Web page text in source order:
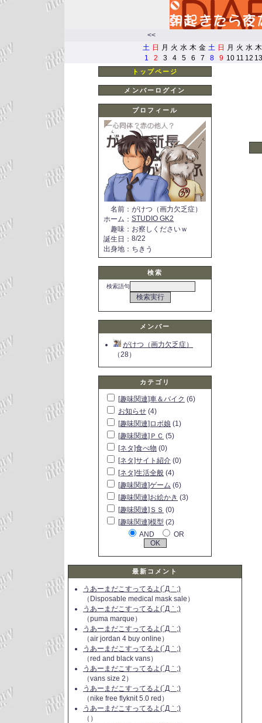
<<
土 日 月 火 水 木 金 土 日 月 火 水 木
1
2 3 4 5 6 7 8 9 10 11 12 13
トップページ
メンバーログイン
プロフィール
名前 ： がけつ（画力欠乏症）
ホーム ： STUDIO GK2
趣味 ： お察しくださいｗ
誕生日 ： 8/22
出身地 ： ちきう
検索
検索語句
メンバー
がけつ（画力欠乏症）
（28）
カテゴリ
[趣味関連]車＆バイク (6)
お知らせ (4)
[趣味関連]ロボ娘 (1)
[趣味関連]ＰＣ (5)
[ネタ]食べ物 (0)
[ネタ]サイト紹介 (0)
[ネタ]生活全般 (4)
[趣味関連]ゲーム (6)
[趣味関連]お絵かき (3)
[趣味関連]ＳＳ (0)
[趣味関連]模型 (2)
AND
OR
最新コメント
うあーまだこすってるよ(´Д｀;)
（Disposable medical mask sale）
うあーまだこすってるよ(´Д｀;)
（puma marque）
うあーまだこすってるよ(´Д｀;)
（air jordan 4 buy online）
うあーまだこすってるよ(´Д｀;)
（red and black vans）
うあーまだこすってるよ(´Д｀;)
（vans size 2）
うあーまだこすってるよ(´Д｀;)
（nike free flyknit 5.0 red）
うあーまだこすってるよ(´Д｀;)
（）